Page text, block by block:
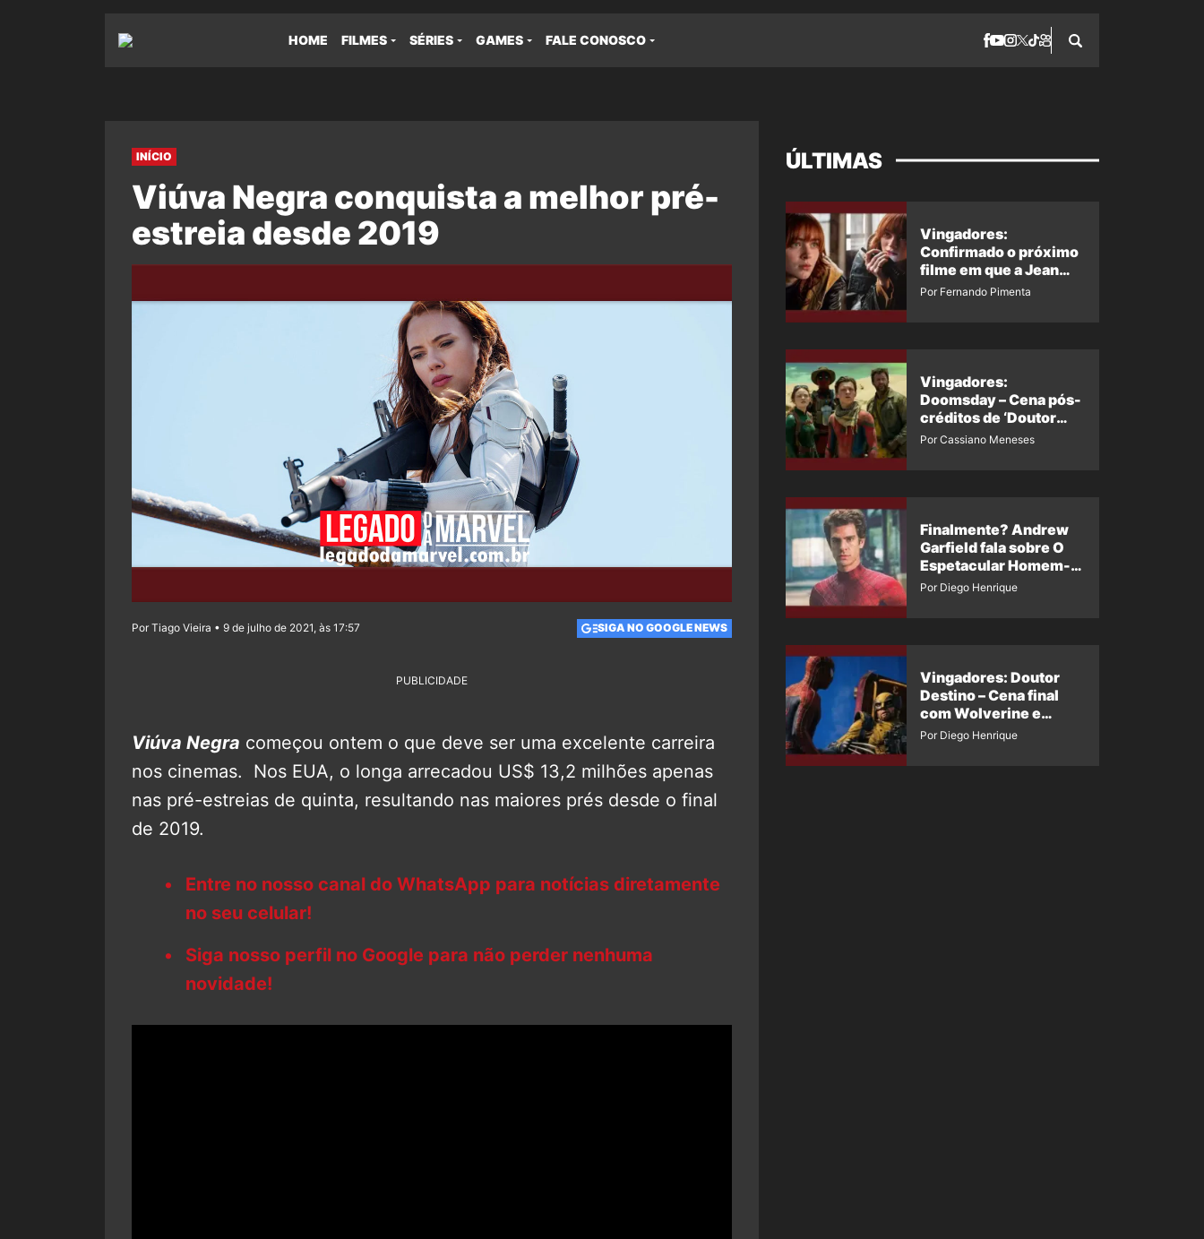
HOME FILMES SÉRIES GAMES FALE CONOSCO
INÍCIO
Viúva Negra conquista a melhor pré-
estreia desde 2019
Por Tiago Vieira • 9 de julho de 2021, às 17:57 SIGA NO GOOGLE NEWS
PUBLICIDADE
Viúva Negra começou ontem o que deve ser uma excelente carreira
nos cinemas. Nos EUA, o longa arrecadou US$ 13,2 milhões apenas
nas pré-estreias de quinta, resultando nas maiores prés desde o final
de 2019.
Entre no nosso canal do WhatsApp para notícias diretamente
no seu celular!
Siga nosso perfil no Google para não perder nenhuma
novidade!
ÚLTIMAS
Vingadores:
Confirmado o próximo
filme em que a Jean
Grey irá aparecer
Por Fernando Pimenta
Vingadores:
Doomsday – Cena pós-
créditos de ‘Doutor
Destino’ é revelada
Por Cassiano Meneses
Finalmente? Andrew
Garfield fala sobre O
Espetacular Homem-
Aranha 3
Por Diego Henrique
Vingadores: Doutor
Destino – Cena final
com Wolverine e
Homem-Aranha de
Por Diego Henrique